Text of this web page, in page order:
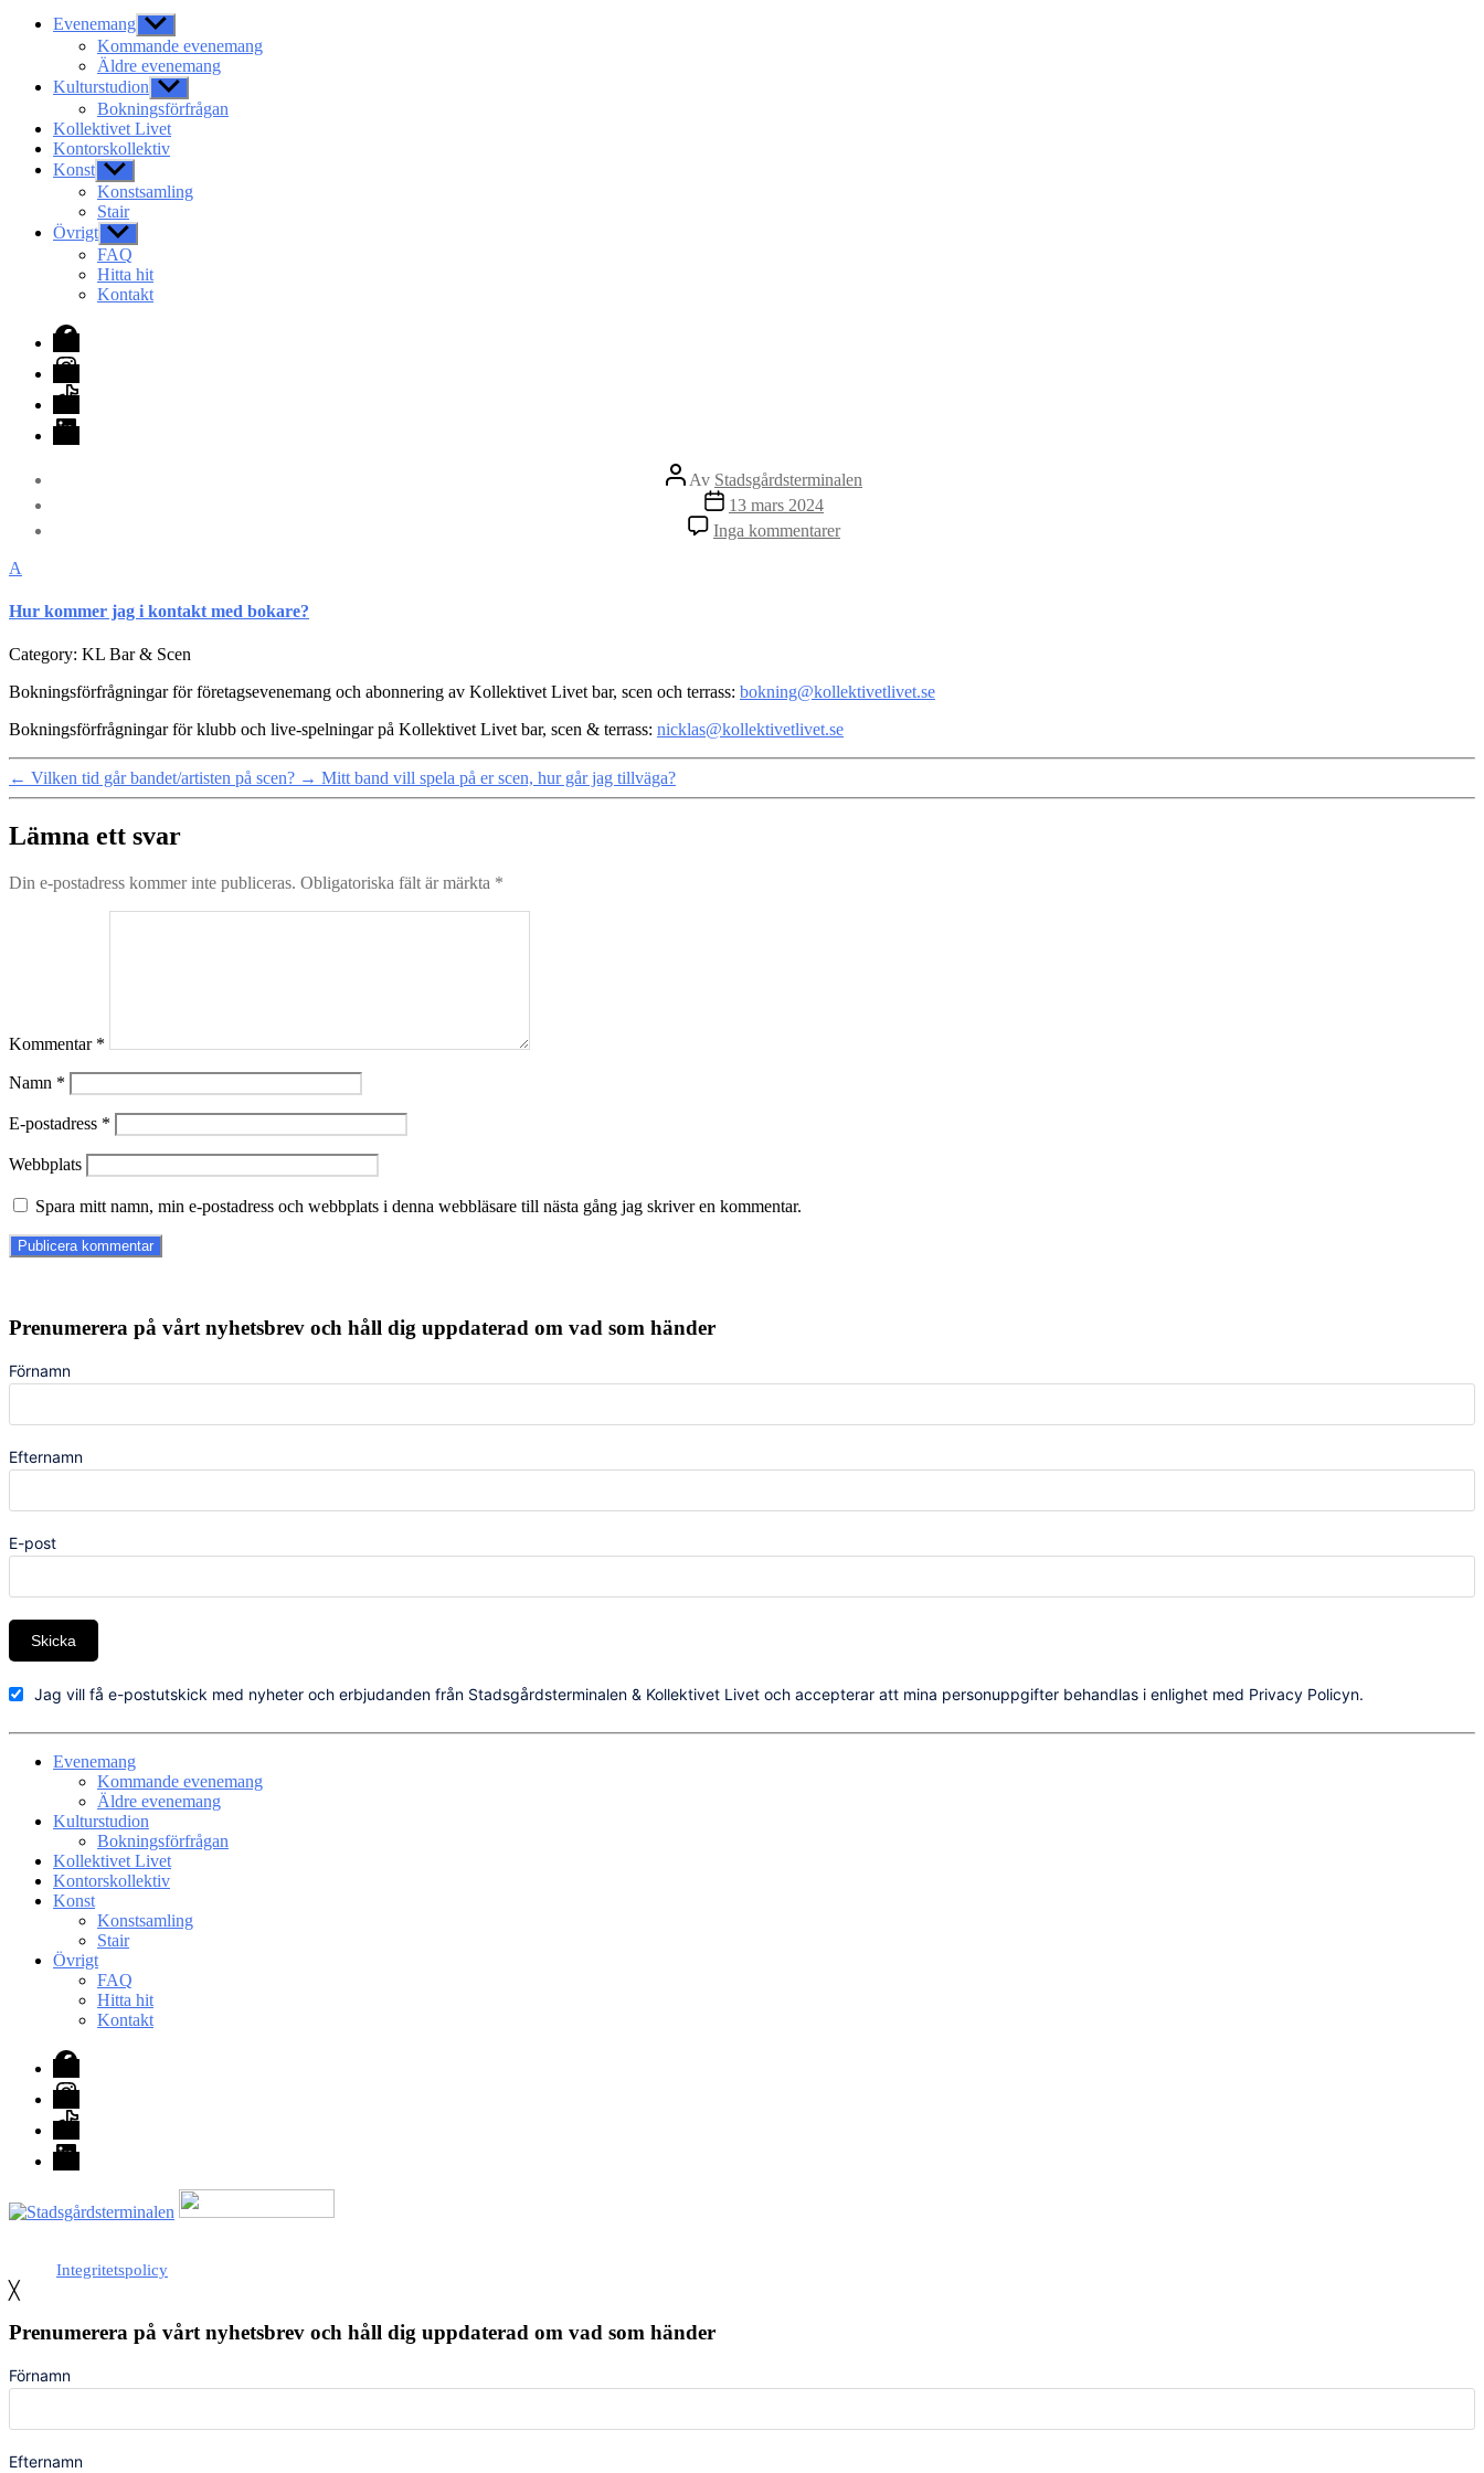
Evenemang Visa
undermeny
Kommande evenemang
Äldre evenemang
Kulturstudion Visa
undermeny
Bokningsförfrågan
Kollektivet Livet
Kontorskollektiv
Konst Visa
undermeny
Konstsamling
Stair
Övrigt Visa
undermeny
FAQ
Hitta hit
Kontakt
Facebook
Instagram
TikTok
LinkedIn
Inläggsförfattare
Av Stadsgårdsterminalen
Inläggsdatum
13 mars 2024
Inga kommentarertill
Hur
A
Hur kommer jag i kontakt med bokare?
Category: KL Bar & Scen
Bokningsförfrågningar för företagsevenemang och abonnering av Kollektivet Livet bar, scen och terrass: bokning@kollektivetlivet.se
Bokningsförfrågningar för klubb och live-spelningar på Kollektivet Livet bar, scen & terrass: nicklas@kollektivetlivet.se
← Vilken tid går bandet/artisten på scen? → Mitt band vill spela på er scen, hur går jag tillväga?
Lämna ett svar
Din e-postadress kommer inte publiceras. Obligatoriska fält är märkta *
Kommentar *
Namn *
E-postadress *
Webbplats
Spara mitt namn, min e-postadress och webbplats i denna webbläsare till nästa gång jag skriver en kommentar.
Prenumerera på vårt nyhetsbrev och håll dig uppdaterad om vad som händer
Förnamn
Efternamn
E-post
Skicka
Jag vill få e-postutskick med nyheter och erbjudanden från Stadsgårdsterminalen & Kollektivet Livet och accepterar att mina personuppgifter behandlas i enlighet med Privacy Policyn.
Evenemang
Kommande evenemang
Äldre evenemang
Kulturstudion
Bokningsförfrågan
Kollektivet Livet
Kontorskollektiv
Konst
Konstsamling
Stair
Övrigt
FAQ
Hitta hit
Kontakt
Facebook
Instagram
TikTok
LinkedIn
Integritetspolicy
╳
Prenumerera på vårt nyhetsbrev och håll dig uppdaterad om vad som händer
Förnamn
Efternamn